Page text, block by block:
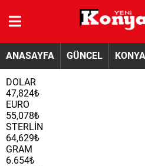
ANASAYFA GÜNCEL KONYA
DOLAR
47,824₺
EURO
55,078₺
STERLİN
64,629₺
GRAM
6.654₺